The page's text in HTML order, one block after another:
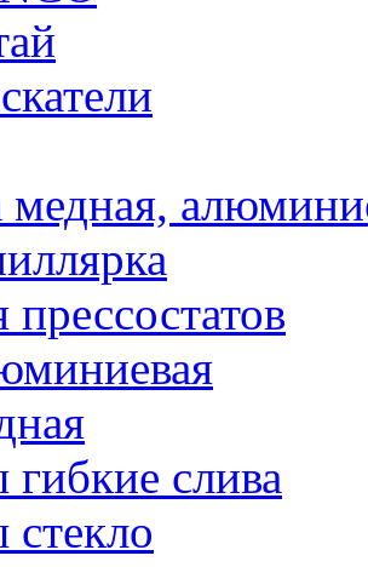
медная,
прессостатов
слива